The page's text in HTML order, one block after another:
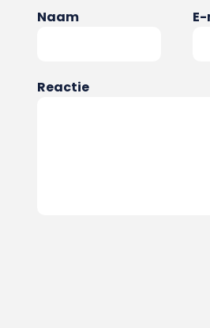
Naam
Reactie